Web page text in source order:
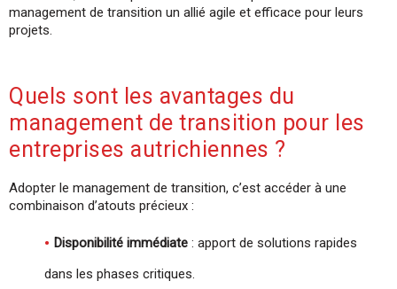
management de transition un allié agile et efficace pour leurs
projets.
Quels sont les avantages du
management de transition pour les
entreprises autrichiennes ?
Adopter le management de transition, c’est accéder à une
combinaison d’atouts précieux :
Disponibilité immédiate : apport de solutions rapides
dans les phases critiques.